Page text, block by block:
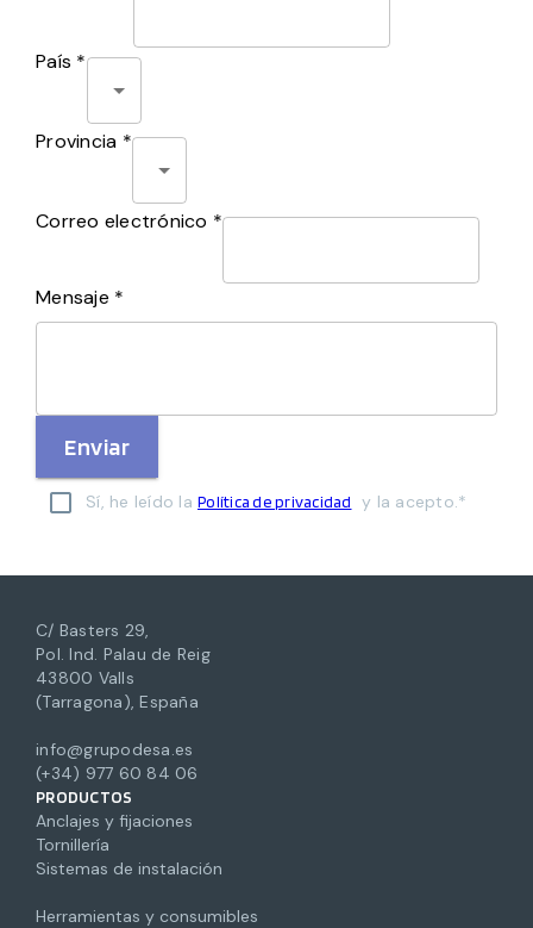
País *
Provincia *
Correo electrónico *
Mensaje *
Enviar
Sí, he leído la Política de privacidad y la acepto.*
C/ Basters 29,
Pol. Ind. Palau de Reig
43800 Valls
(Tarragona), España
info@grupodesa.es
(+34) 977 60 84 06
PRODUCTOS
Anclajes y fijaciones
Tornillería
Sistemas de instalación
Herramientas y consumibles